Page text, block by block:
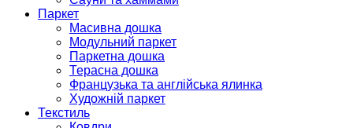
Паркет
Масивна дошка
Модульний паркет
Паркетна дошка
Терасна дошка
Французька та англійська ялинка
Художній паркет
Текстиль